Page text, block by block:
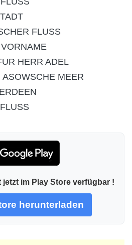
FLUSS
HERR ADEL
MEER
im Play Store verfügbar !
herunterladen